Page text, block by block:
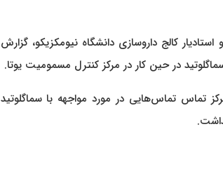
کالج داروسازی دانشگاه نیومکزیکو، گزارش
در حین کار در مرکز کنترل مسمومیت یوتا.
تماس تماس‌هایی در مورد مواجهه با سماگلوتید